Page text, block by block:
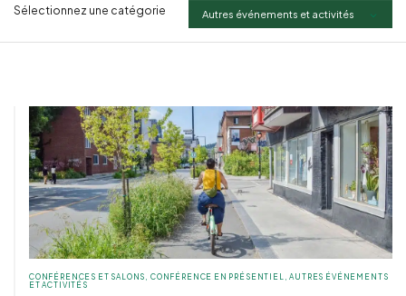
Sélectionnez une catégorie Autres événements et activités
CONFÉRENCES ET SALONS, CONFÉRENCE EN PRÉSENTIEL,AUTRES ÉVÉNEMENTS
ET ACTIVITÉS